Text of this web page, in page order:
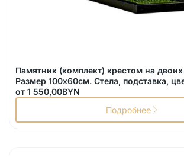
Памятник (комплект) крестом на
Размер 100х60см. Стела, подставка,
от 1 550,00BYN
Подробнее